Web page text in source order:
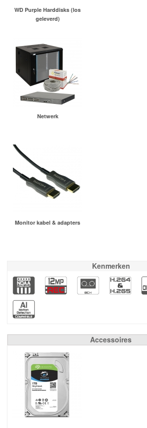
WD Purple Harddisks (los
geleverd)
Netwerk
Monitor kabel & adapters
Kenmerken
Accessoires